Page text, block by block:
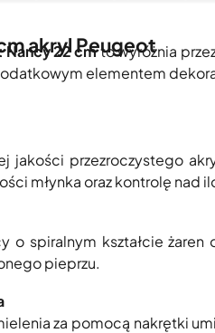
akryl Peugeot
Nancy 22 cmto wyróżnia
elementem
jakości przezroczystego
młynka oraz kontrolę nad
o spiralnym kształcie
pieprzu.
za pomocą nakrętki